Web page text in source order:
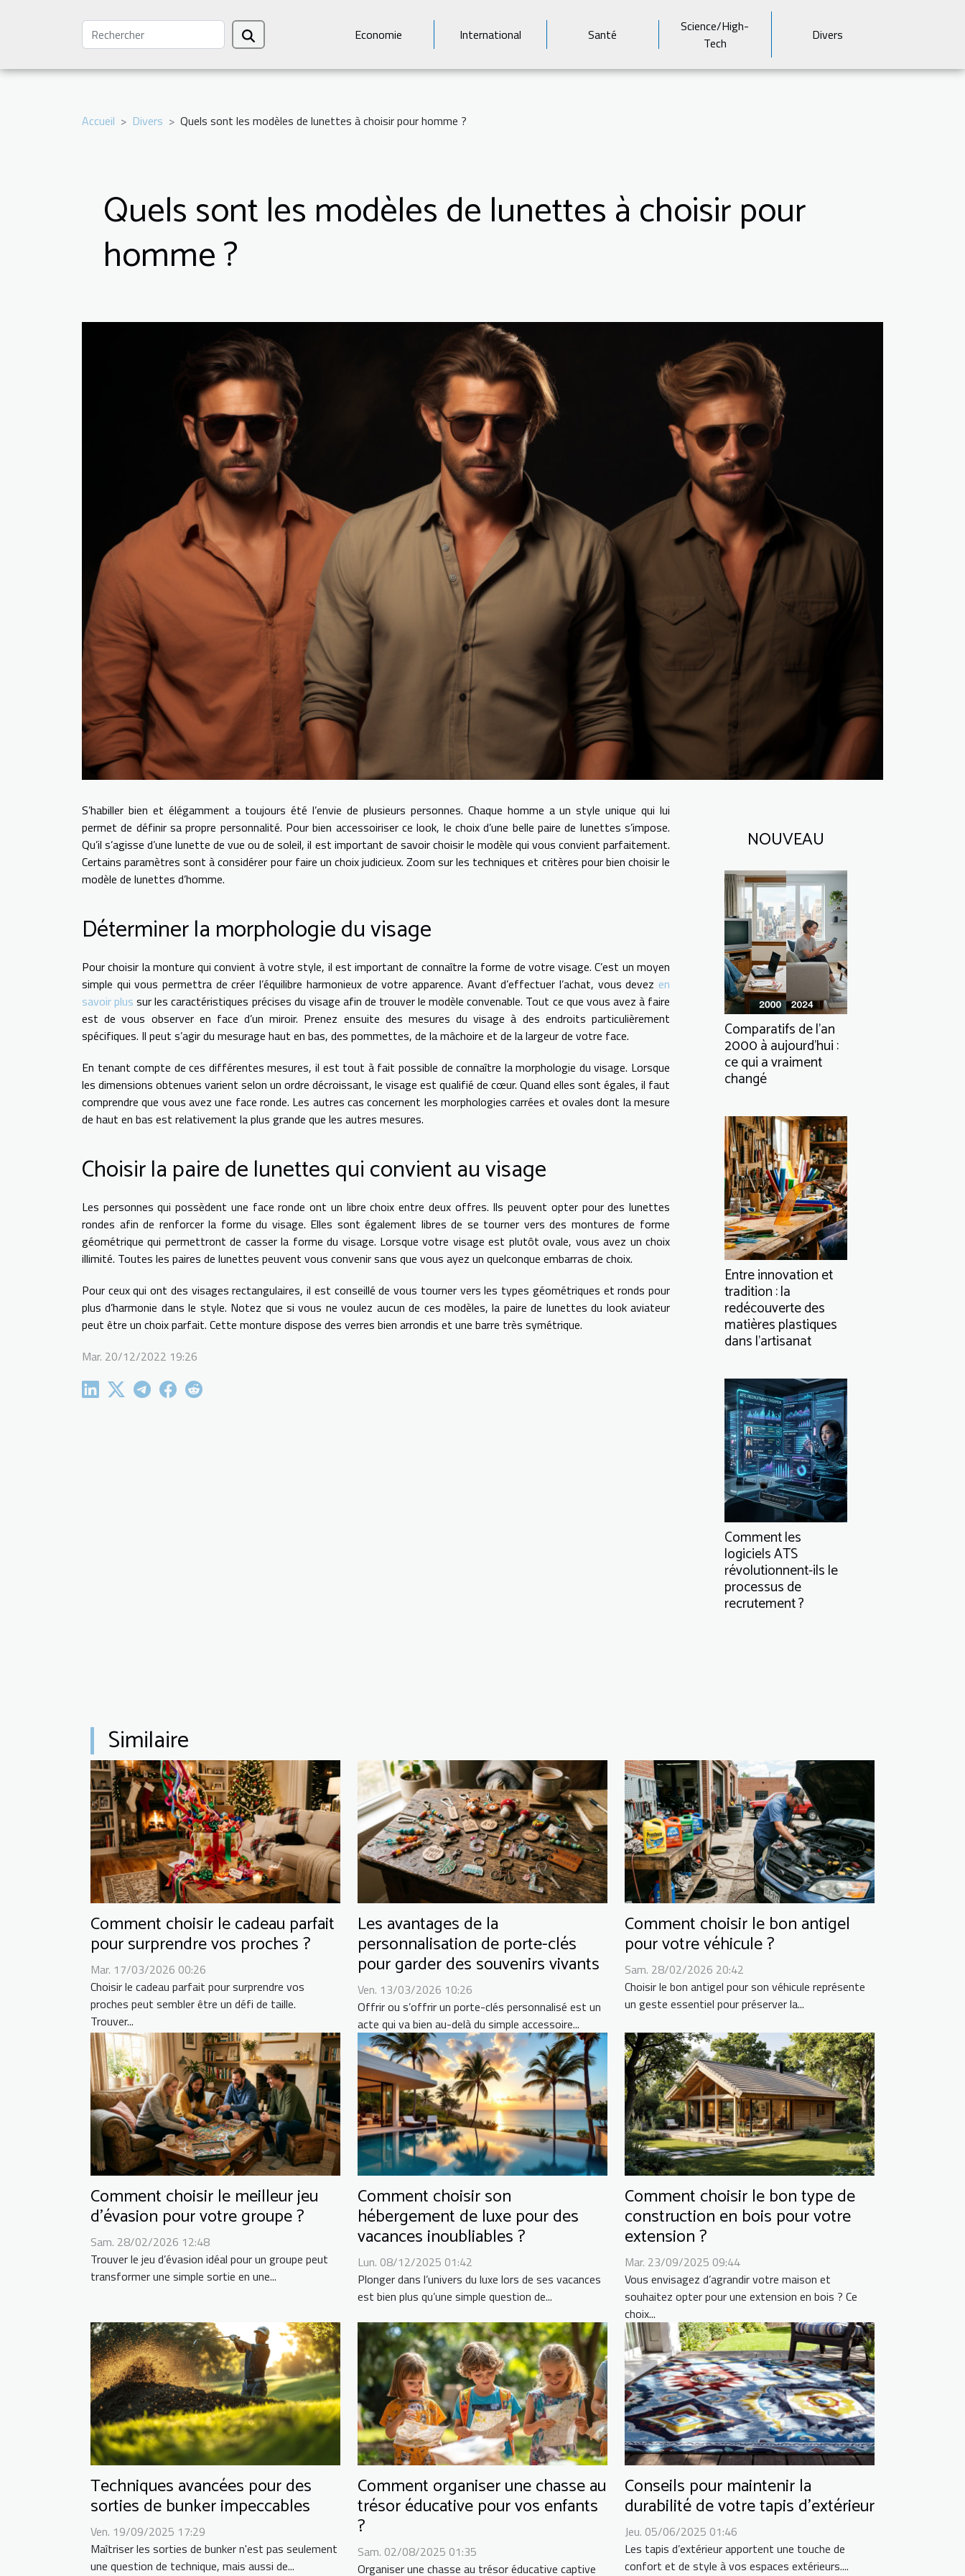
Economie International Santé
Science/High-
Tech
Divers
Accueil Divers Quels sont les modèles de lunettes à choisir pour homme ?
Quels sont les modèles de lunettes à choisir pour
homme ?
S’habiller bien et élégamment a toujours été l’envie de plusieurs personnes. Chaque homme a un style unique qui lui
permet de définir sa propre personnalité. Pour bien accessoiriser ce look, le choix d’une belle paire de lunettes s’impose.
Qu’il s’agisse d’une lunette de vue ou de soleil, il est important de savoir choisir le modèle qui vous convient parfaitement.
Certains paramètres sont à considérer pour faire un choix judicieux. Zoom sur les techniques et critères pour bien choisir le
modèle de lunettes d’homme.
Déterminer la morphologie du visage
Pour choisir la monture qui convient à votre style, il est important de connaître la forme de votre visage. C’est un moyen
simple qui vous permettra de créer l’équilibre harmonieux de votre apparence. Avant d’effectuer l’achat, vous devez en
savoir plus sur les caractéristiques précises du visage afin de trouver le modèle convenable. Tout ce que vous avez à faire
est de vous observer en face d’un miroir. Prenez ensuite des mesures du visage à des endroits particulièrement
spécifiques. Il peut s’agir du mesurage haut en bas, des pommettes, de la mâchoire et de la largeur de votre face.
En tenant compte de ces différentes mesures, il est tout à fait possible de connaître la morphologie du visage. Lorsque
les dimensions obtenues varient selon un ordre décroissant, le visage est qualifié de cœur. Quand elles sont égales, il faut
comprendre que vous avez une face ronde. Les autres cas concernent les morphologies carrées et ovales dont la mesure
de haut en bas est relativement la plus grande que les autres mesures.
Choisir la paire de lunettes qui convient au visage
Les personnes qui possèdent une face ronde ont un libre choix entre deux offres. Ils peuvent opter pour des lunettes
rondes afin de renforcer la forme du visage. Elles sont également libres de se tourner vers des montures de forme
géométrique qui permettront de casser la forme du visage. Lorsque votre visage est plutôt ovale, vous avez un choix
illimité. Toutes les paires de lunettes peuvent vous convenir sans que vous ayez un quelconque embarras de choix.
Pour ceux qui ont des visages rectangulaires, il est conseillé de vous tourner vers les types géométriques et ronds pour
plus d’harmonie dans le style. Notez que si vous ne voulez aucun de ces modèles, la paire de lunettes du look aviateur
peut être un choix parfait. Cette monture dispose des verres bien arrondis et une barre très symétrique.
Mar. 20/12/2022 19:26
NOUVEAU
Comparatifs de l’an
2000 à aujourd’hui :
ce qui a vraiment
changé
Entre innovation et
tradition : la
redécouverte des
matières plastiques
dans l’artisanat
Comment les
logiciels ATS
révolutionnent-ils le
processus de
recrutement ?
Similaire
Comment choisir le cadeau parfait
pour surprendre vos proches ?
Mar. 17/03/2026 00:26
Choisir le cadeau parfait pour surprendre vos
proches peut sembler être un défi de taille.
Trouver...
Les avantages de la
personnalisation de porte-clés
pour garder des souvenirs vivants
Ven. 13/03/2026 10:26
Offrir ou s’offrir un porte-clés personnalisé est un
acte qui va bien au-delà du simple accessoire...
Comment choisir le bon antigel
pour votre véhicule ?
Sam. 28/02/2026 20:42
Choisir le bon antigel pour son véhicule représente
un geste essentiel pour préserver la...
Comment choisir le meilleur jeu
d'évasion pour votre groupe ?
Sam. 28/02/2026 12:48
Trouver le jeu d’évasion idéal pour un groupe peut
transformer une simple sortie en une...
Comment choisir son
hébergement de luxe pour des
vacances inoubliables ?
Lun. 08/12/2025 01:42
Plonger dans l’univers du luxe lors de ses vacances
est bien plus qu’une simple question de...
Comment choisir le bon type de
construction en bois pour votre
extension ?
Mar. 23/09/2025 09:44
Vous envisagez d’agrandir votre maison et
souhaitez opter pour une extension en bois ? Ce
choix...
Techniques avancées pour des
sorties de bunker impeccables
Ven. 19/09/2025 17:29
Maîtriser les sorties de bunker n'est pas seulement
une question de technique, mais aussi de...
Comment organiser une chasse au
trésor éducative pour vos enfants
?
Sam. 02/08/2025 01:35
Organiser une chasse au trésor éducative captive
Conseils pour maintenir la
durabilité de votre tapis d'extérieur
Jeu. 05/06/2025 01:46
Les tapis d’extérieur apportent une touche de
confort et de style à vos espaces extérieurs....